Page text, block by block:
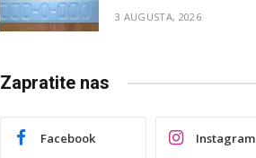
3 AUGUSTA, 2026
Zapratite nas
Facebook Instagram